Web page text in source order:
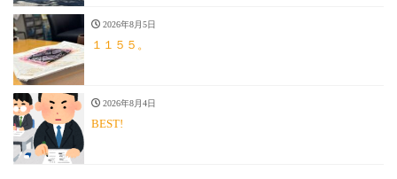
2026年8月5日
１１５５。
2026年8月4日
BEST!